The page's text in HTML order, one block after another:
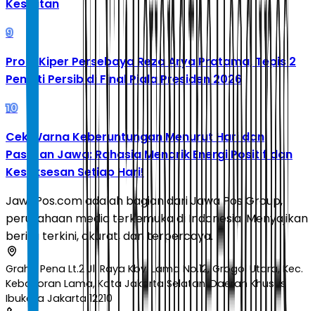
Kesulitan
9
Profil Kiper Persebaya Reza Arya Pratama, Tepis 2
Penalti Persib di Final Piala Presiden 2026
10
Cek Warna Keberuntungan Menurut Hari dan
Pasaran Jawa: Rahasia Menarik Energi Positif dan
Kesuksesan Setiap Hari!
JawaPos.com adalah bagian dari Jawa Pos Group,
perusahaan media terkemuka di Indonesia. Menyajikan
berita terkini, akurat, dan terpercaya.
Graha Pena Lt.2 Jl. Raya Kby. Lama No.12, Grogol Utara, Kec.
Kebayoran Lama, Kota Jakarta Selatan, Daerah Khusus
Ibukota Jakarta 12210